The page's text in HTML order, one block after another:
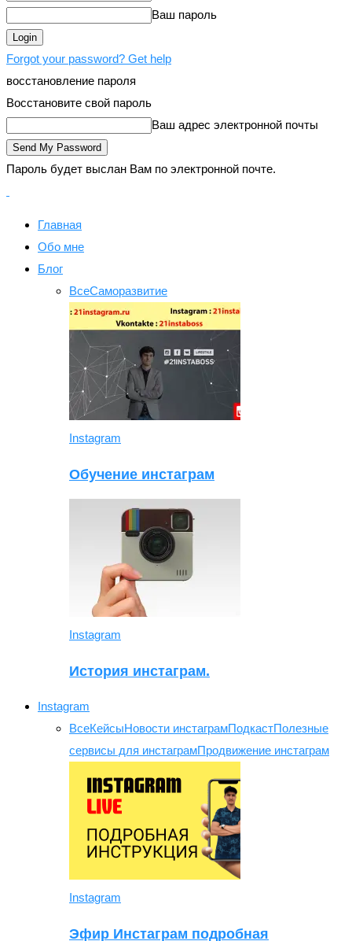
Ваш пароль
Forgot your password? Get help
восстановление пароля
Восстановите свой пароль
Ваш адрес электронной почты
Пароль будет выслан Вам по электронной почте.
Главная
Обо мне
Блог
ВсеСаморазвитие
Instagram
Обучение инстаграм
Instagram
История инстаграм.
Instagram
ВсеКейсыНовости инстаграмПодкастПолезные
сервисы для инстаграмПродвижение инстаграм
Instagram
Эфир Инстаграм подробная